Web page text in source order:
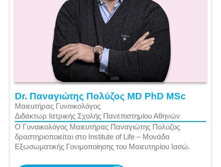
Dr. Παναγιώτης Πολύζος MD PhD MSc
Μαιευτήρας Γυναικολόγος
Διδάκτωρ Ιατρικής Σχολής Πανεπιστημίου Αθηνών
Ο Γυναικολόγος Μαιευτήρας Παναγιώτης Πολύζος
δραστηριοποιείται στο Institute of Life – Μονάδα
Εξωσωματικής Γονιμοποίησης του Μαιευτηρίου Ιασώ.